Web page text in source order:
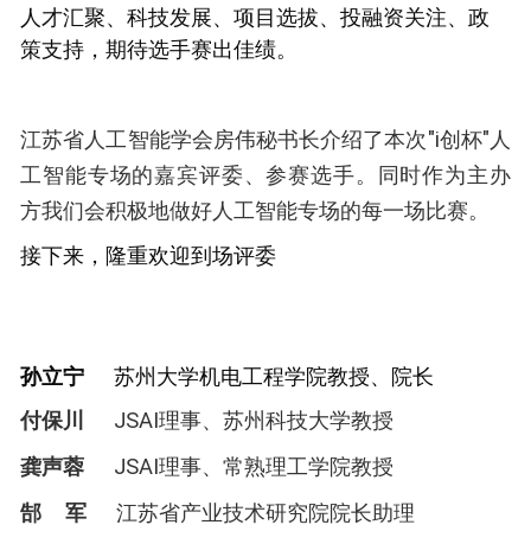
人才汇聚、科技发展、项目选拔、投融资关注、政
策支持，期待选手赛出佳绩。
江苏省人工智能学会房伟秘书长介绍了本次"i创杯"人
工智能专场的嘉宾评委、参赛选手。同时作为主办
方我们会积极地做好人工智能专场的每一场比赛。
接下来，隆重欢迎到场评委
孙立宁
苏州大学机电工程学院教授、院长
付保川
JSAI理事、苏州科技大学教授
龚声蓉
JSAI理事、常熟理工学院教授
郜 军 江苏省产业技术研究院院长助理